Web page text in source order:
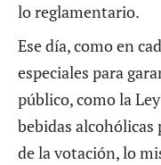
lo reglamentario.
Ese día, como en
especiales para
público, como la
bebidas alcohólicas
de la votación, lo